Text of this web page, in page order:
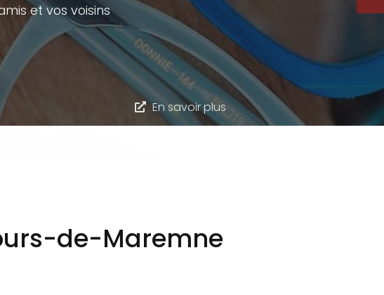
et vos voisins
En savoir plus
de-Maremne